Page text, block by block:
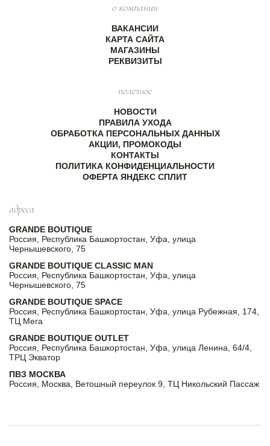
о компании
ВАКАНСИИ
КАРТА САЙТА
МАГАЗИНЫ
РЕКВИЗИТЫ
полезное
НОВОСТИ
ПРАВИЛА УХОДА
ОБРАБОТКА ПЕРСОНАЛЬНЫХ ДАННЫХ
АКЦИИ, ПРОМОКОДЫ
КОНТАКТЫ
ПОЛИТИКА КОНФИДЕНЦИАЛЬНОСТИ
ОФЕРТА ЯНДЕКС СПЛИТ
адреса
GRANDE BOUTIQUE
Россия, Республика Башкортостан, Уфа, улица
Чернышевского, 75
GRANDE BOUTIQUE CLASSIC MAN
Россия, Республика Башкортостан, Уфа, улица
Чернышевского, 75
GRANDE BOUTIQUE SPACE
Россия, Республика Башкортостан, Уфа, улица Рубежная, 174,
ТЦ Мега
GRANDE BOUTIQUE OUTLET
Россия, Республика Башкортостан, Уфа, улица Ленина, 64/4,
ТРЦ Экватор
ПВЗ МОСКВА
Россия, Москва, Ветошный переулок 9, ТЦ Никольский Пассаж